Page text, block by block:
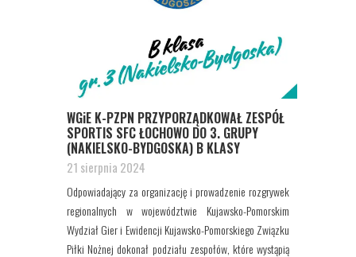
WGiE K-PZPN PRZYPORZĄDKOWAŁ ZESPÓŁ
SPORTIS SFC ŁOCHOWO DO 3. GRUPY
(NAKIELSKO-BYDGOSKA) B KLASY
21 sierpnia 2024
Odpowiadający za organizację i prowadzenie rozgrywek
regionalnych w województwie Kujawsko-Pomorskim
Wydział Gier i Ewidencji Kujawsko-Pomorskiego Związku
Piłki Nożnej dokonał podziału zespołów, które wystąpią